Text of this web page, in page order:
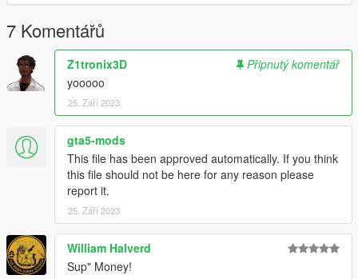
7 Komentářů
Z1tronix3D
Připnutý komentář
yooooo
25. Září 2023
gta5-mods
This file has been approved automatically. If you think
this file should not be here for any reason please
report it.
25. Září 2023
William Halverd
Sup" Money!